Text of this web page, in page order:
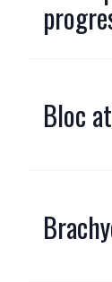
Bloc